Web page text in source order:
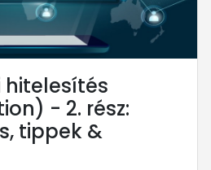
hitelesítés
- 2. rész:
tippek &